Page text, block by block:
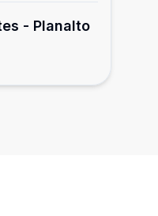
- Planalto